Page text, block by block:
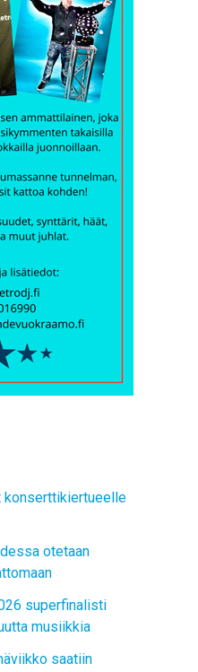
konserttikiertueelle
otetaan
superfinalisti
musiikkia
saatiin